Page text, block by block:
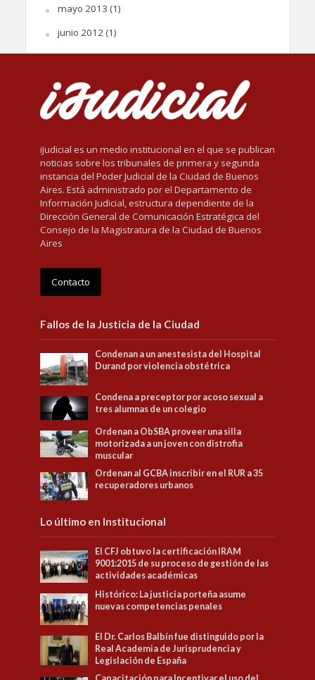
mayo 2013 (1)
junio 2012(1)
iJudicial es un medio institucional en el que se publican
noticias sobre los tribunales de primera y segunda
instancia del Poder Judicial de la Ciudad de Buenos
Aires. Está administrado por el Departamento de
Información Judicial, estructura dependiente de la
Dirección General de Comunicación Estratégica del
Consejo de la Magistratura de la Ciudad de Buenos
Aires
Contacto
Fallos de la Justicia de la Ciudad
Condenan a un anestesista del Hospital
Durand por violencia obstétrica
Condena a preceptor por acoso sexual a
tres alumnas de un colegio
Ordenan a ObSBA proveer una silla
motorizada a un joven con distrofia
muscular
Ordenan al GCBA inscribir en el RUR a 35
recuperadores urbanos
Lo último en Institucional
El CFJ obtuvo la certificación IRAM
9001:2015 de su proceso de gestión de las
actividades académicas
Histórico: La justicia porteña asume
nuevas competencias penales
El Dr. Carlos Balbín fue distinguido por la
Real Academia de Jurisprudencia y
Legislación de España